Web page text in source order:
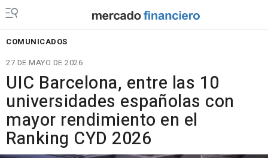
COMUNICADOS
27 DE MAYO DE 2026
UIC Barcelona, entre las 10
universidades españolas con
mayor rendimiento en el
Ranking CYD 2026